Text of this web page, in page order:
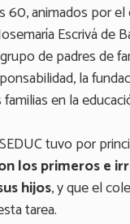
60, animados por
Escrivá de
de padres de
la
en la
tuvo por
los primeros e
hijos, y que el
tarea.